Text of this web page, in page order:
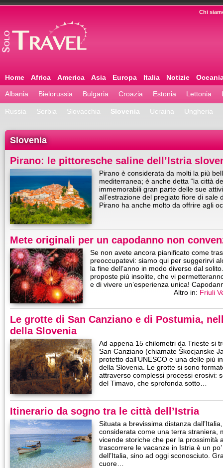
Chi
Home Africa America Asia Europa Italia Notizie
Albania Bielorussia Bulgaria Croazia Estonia Lettonia
Russia Serbia Slovacchia Slovenia Ucraina Ungheria
Slovenia
Pirano: le pittoresche saline dell’Istria
Pirano è considerata da molti la più
mediterranea; è anche detta “la città
immemorabili gran parte delle sue
all’estrazione del pregiato fiore di sale
Pirano ha anche molto da offrire agli
Mete originali per un capodanno non
Se non avete ancora pianificato come
preoccupatevi: siamo qui per suggerirvi
la fine dell’anno in modo diverso dal
proposte più insolite, che vi
e di vivere un’esperienza unica!
Altro in: Friuli
Le grotte di San Canziano e di Postumia,
della Slovenia
Ad appena 15 chilometri da Trieste si
San Canziano (chiamate Škocjanske
protetto dall’UNESCO e una delle più
della Slovenia. Le grotte si sono
attraverso complessi processi erosivi:
del Timavo, che sprofonda sotto…
Itinerario da sogno tra le città dell’Istria
Situata a brevissima distanza
considerata come una terra straniera,
vicende storiche che per la prossimità
trascorrere le vacanze in Istria è un
dell’Italia, sino ad oggi sconosciuto.
cuore…